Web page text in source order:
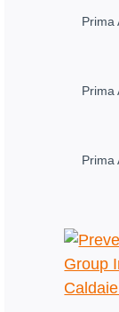
Prima
Prima
Prima